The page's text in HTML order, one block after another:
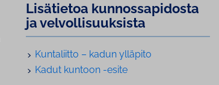
Lisätietoa kun­nos­sa­pi­dos­ta
ja vel­vol­li­suuk­sis­ta
Kuntaliitto – kadun ylläpito
Kadut kuntoon -esite